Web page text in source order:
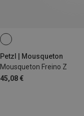
Petzl | Mousqueton
Mousqueton Freino Z
45,08 €